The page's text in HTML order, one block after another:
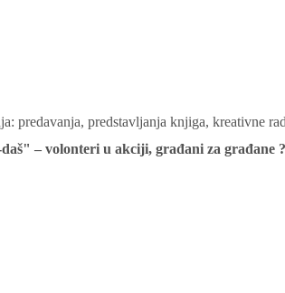
predavanja, predstavljanja knjiga, kreativne
– volonteri u akciji, građani za građane ?